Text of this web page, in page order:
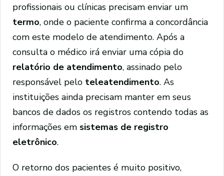
profissionais ou clínicas precisam enviar um
termo, onde o paciente confirma a concordância
com este modelo de atendimento. Após a
consulta o médico irá enviar uma cópia do
relatório de atendimento, assinado pelo
responsável pelo teleatendimento. As
instituições ainda precisam manter em seus
bancos de dados os registros contendo todas as
informações em sistemas de registro
eletrônico.
O retorno dos pacientes é muito positivo,